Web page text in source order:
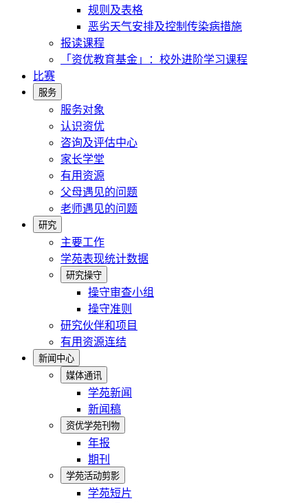
规则及表格
恶劣天气安排及控制传染病措施
报读课程
「资优教育基金」：校外进阶学习课程
比赛
服务
服务对象
认识资优
咨询及评估中心
家长学堂
有用资源
父母遇见的问题
老师遇见的问题
研究
主要工作
学苑表现统计数据
研究操守
操守审查小组
操守准则
研究伙伴和项目
有用资源连结
新闻中心
媒体通讯
学苑新闻
新闻稿
资优学苑刊物
年报
期刊
学苑活动剪影
学苑短片